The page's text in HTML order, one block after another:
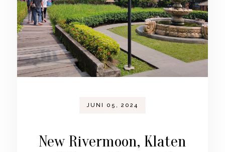
JUNI 05, 2024
New Rivermoon, Klaten